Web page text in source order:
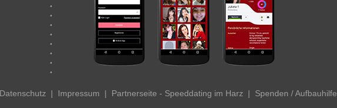
Datenschutz | Impressum | Partnerseite - Speeddating im Harz | Spenden / Aufbauhilfe